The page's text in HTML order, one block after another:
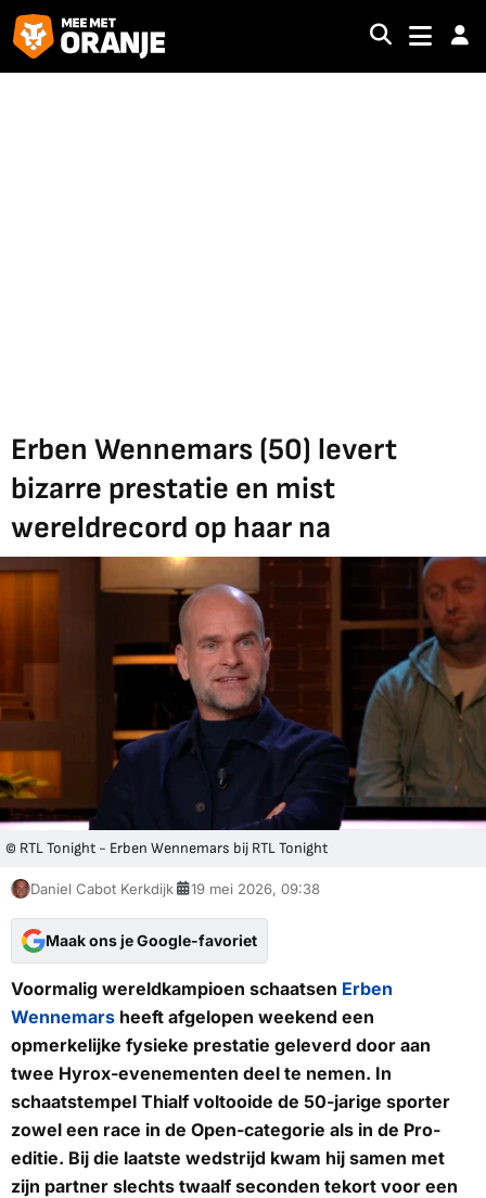
Erben Wennemars (50) levert
bizarre prestatie en mist
wereldrecord op haar na
© RTL Tonight - Erben Wennemars bij RTL Tonight
Daniel Cabot Kerkdijk 19 mei 2026, 09:38
Maak ons je Google-favoriet
Voormalig wereldkampioen schaatsen Erben
Wennemars heeft afgelopen weekend een
opmerkelijke fysieke prestatie geleverd door aan
twee Hyrox-evenementen deel te nemen. In
schaatstempel Thialf voltooide de 50-jarige sporter
zowel een race in de Open-categorie als in de Pro-
editie. Bij die laatste wedstrijd kwam hij samen met
zijn partner slechts twaalf seconden tekort voor een